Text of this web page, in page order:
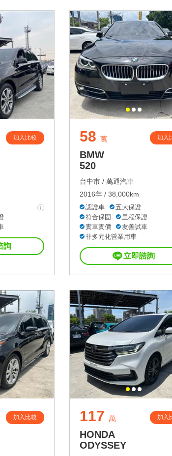
加入比較
詢
58 萬 加入
BMW
520
台中市 / 萬通汽車
2016年 / 38,000km
認證車
五大保證
符合保固
里程保證
實車實價
友善試車
非多元化營業用車
立即諮詢
加入比較 117 萬 加入
HONDA
ODYSSEY